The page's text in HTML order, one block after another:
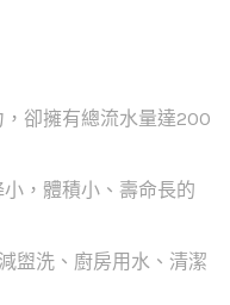
卻擁有總流水量達200
，體積小、壽命長的
盥洗、廚房用水、清潔